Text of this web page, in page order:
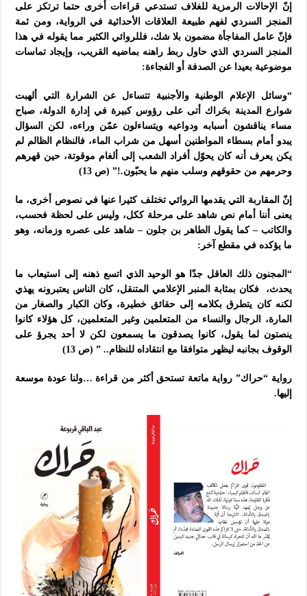
إنّ الإحالات الرمزية للغلاف تستدعي قراءات أخرى حتما ترتكز على
المنجز السردي لفهم طبيعة العلاقات الأحداثية في الرواية، ومن ثمة
فإنّ عامل المفاجأة مضمون بلا شك، فللروائي الكثير مما يقوله في هذا
المنجز السردي الذي حاول ربط راهنه بماضيه القريب، وإيجاد تماسات
موضوعية بعيدا عن الصدفة أو الفجاءة:
“وسائل الإعلام الوطنية والأجنبية تتساءل عن الشرارة التي ألهبت
شوارع المدينة بحَراك أتى على رؤوس كبيرة في إدارة الدولة، صباح
مساء يناقشون أسبابه ودواعيه ويتساءلون عمّن وراءه، لكن السؤال
يبدو أمام بسطاء المواطنين أسهل من شراب الماء، فالنظام الظالم لم
يكن يعرف أنه كان يحوّل أفراد الشعب إلى ألغام موقوتة، حين قهرهم
وحرمهم من حقوقهم وسلب منهم ما يحبّون.!” (ص 13)
إنّ المقاربة التي يقدمها الروائي تختلف كثيرا عنها في نصوص أخرى، ما
يعنى أننا أمام نص شاهد على مرحلة ككل، وليس على لحظة فحسب،
والكاتب – كما يقول الطاهر بن جلون – شاهد على عصره وزمانه، وهو
ما يؤكده في مقطع آخر:
“المجنون ذلك العاقل جدّا هو الوحيد الذي اتسع ذهنه إلى استيعاب ما
يحدث، فكان بمثابة المنبر الإعلامي المتنقل، كان الناس يعتبرونه يهذي
لكنه كان يتطرق بكلامه إلى حقائق خطيرة، وكان الكبار والصغار من
المارة، الرجال والنساء من المتعلمين وغير المتعلمين، كل هؤلاء كانوا
ينصتون لما يقول، كانوا يصدقون ما يسمعون لكن لا أحد يجرؤ على
الوقوف بجانبه ليظهر متوافقا مع انتقاداه للنظام.. ” (ص 13)
رواية “حراك” رواية ماتعة تستحق أكثر من قراءة …ولنا عودة موسعة
إليها.